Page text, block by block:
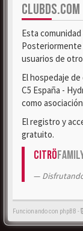
CLUBDS.COM
Esta
Posteriormente
usuarios de
El hospedaje
C5 España -
como
El registro y
gratuito.
Citrö
Funcionando con phpBB -